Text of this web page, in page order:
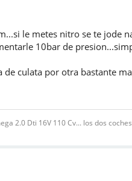
le metes nitro se te jode
10bar de
culata por otra bastante
2.0 Dti 16V 110 Cv... los dos